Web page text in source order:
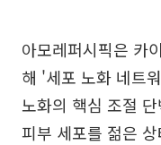
아모레퍼시픽은 카
해 '세포 노화 네트
노화의 핵심 조절
피부 세포를 젊은